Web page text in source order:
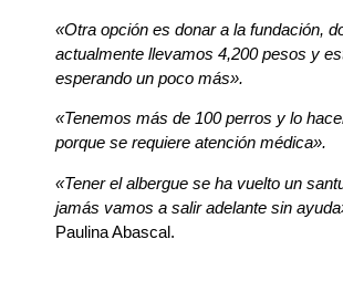
«Otra opción es donar a la fundación,
actualmente llevamos 4,200 pesos y
esperando un poco más».
«Tenemos más de 100 perros y lo
porque se requiere atención médica».
«Tener el albergue se ha vuelto un
jamás vamos a salir adelante sin
Paulina Abascal.